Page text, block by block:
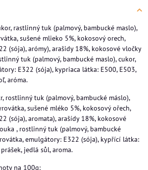
rastlinný tuk (palmový, bambucké maslo),
sušené mlieko 5%, kokosový orech,
(sója), arómy), arašidy 18%, kokosové vločky
tuk (palmový, bambucké maslo), cukor,
E322 (sója), kypriaca látka: E500, E503,
aróma.
rostlinný tuk (palmový, bambucké máslo),
sušené mléko 5%, kokosový ořech,
(sója), aromata), arašídy 18%, kokosové
, rostlinný tuk (palmový, bambucké
emulgátory: E322 (sója), kypřící látka:
jedlá sůl, aroma.
na 100g: